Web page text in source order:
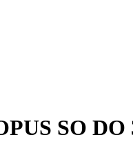
SO DO